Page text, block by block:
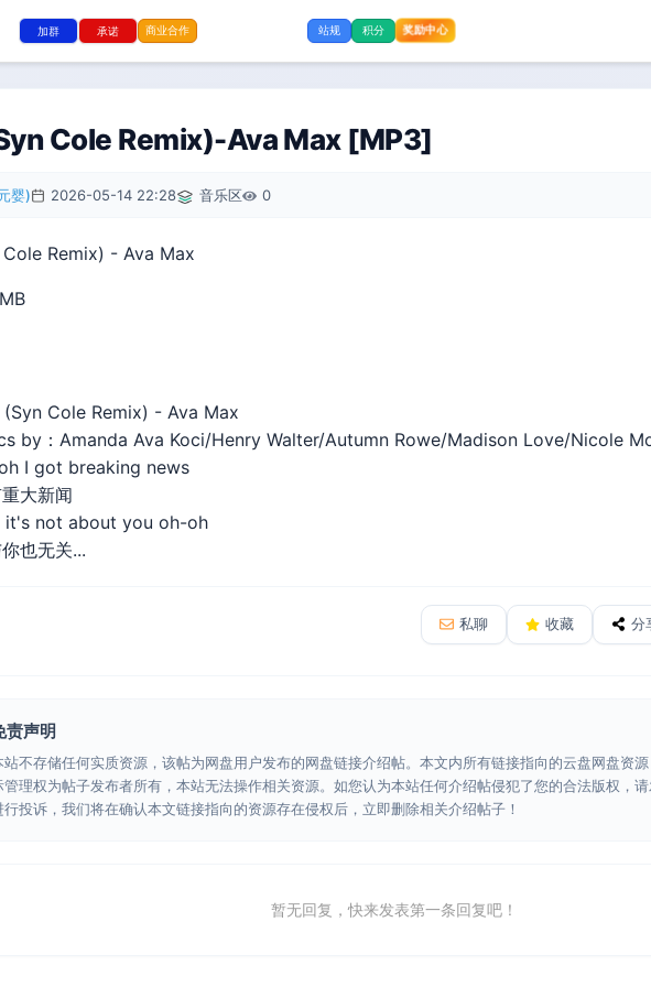
加群 承诺 商业合作 站规 积分 奖励中心
Cole Remix)-Ava Max [MP3]
婴) 2026-05-14 22:28 音乐区 0
Remix) - Ava Max
(Syn Cole Remix) - Ava Max
by：Amanda Ava Koci/Henry Walter/Autumn Rowe/Madison Love/Nicole
I got breaking news
大新闻
it's not about you oh-oh
也无关...
私聊 收藏 分
责声明
站不存储任何实质资源，该帖为网盘用户发布的网盘链接介绍帖。本文内所有链接指向的云盘网盘资
管理权为帖子发布者所有，本站无法操作相关资源。如您认为本站任何介绍帖侵犯了您的合法版权，
行投诉，我们将在确认本文链接指向的资源存在侵权后，立即删除相关介绍帖子！
暂无回复，快来发表第一条回复吧！